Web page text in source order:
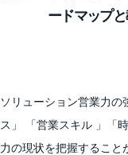
ードマップ
ソリューション営業力の
ス」 「営業スキル 」「
力の現状を把握すること